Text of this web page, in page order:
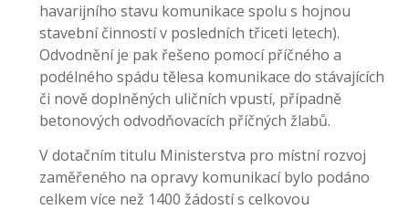
havarijního stavu komunikace spolu s hojnou
stavební činností v posledních třiceti letech).
Odvodnění je pak řešeno pomocí příčného a
podélného spádu tělesa komunikace do stávajících
či nově doplněných uličních vpustí, případně
betonových odvodňovacích příčných žlabů.
V dotačním titulu Ministerstva pro místní rozvoj
zaměřeného na opravy komunikací bylo podáno
celkem více než 1400 žádostí s celkovou